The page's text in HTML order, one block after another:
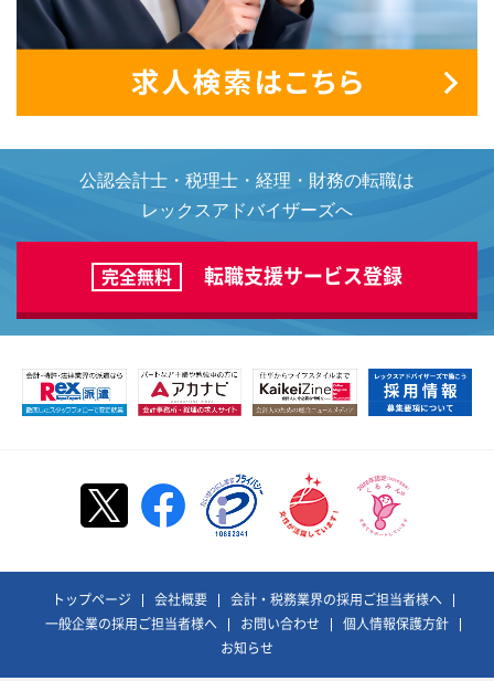
公認会計士・税理士・経理・財務の転職は
レックスアドバイザーズへ
完全無料 転職支援サービス登録
トップページ 会社概要
会計・税務業界の採用ご担当者様へ
一般企業の採用ご担当者様へ
お問い合わせ
個人情報保護方針
お知らせ